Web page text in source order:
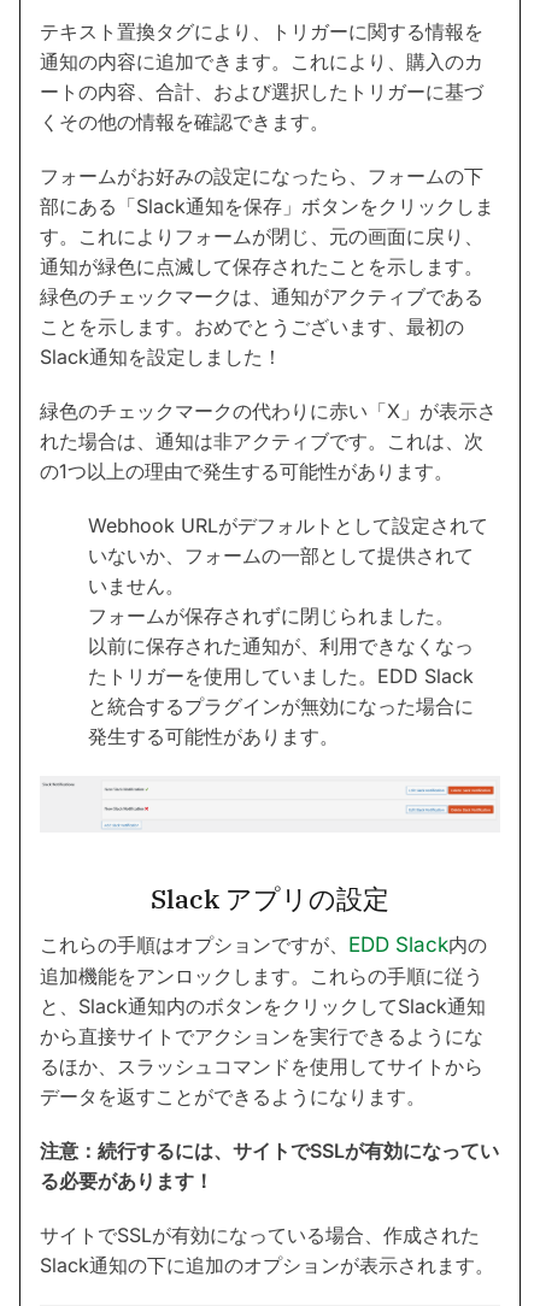
テキスト置換タグにより、トリガーに関する情報を
通知の内容に追加できます。これにより、購入のカ
ートの内容、合計、および選択したトリガーに基づ
くその他の情報を確認できます。
フォームがお好みの設定になったら、フォームの下
部にある「Slack通知を保存」ボタンをクリックしま
す。これによりフォームが閉じ、元の画面に戻り、
通知が緑色に点滅して保存されたことを示します。
緑色のチェックマークは、通知がアクティブである
ことを示します。おめでとうございます、最初の
Slack通知を設定しました！
緑色のチェックマークの代わりに赤い「X」が表示さ
れた場合は、通知は非アクティブです。これは、次
の1つ以上の理由で発生する可能性があります。
Webhook URLがデフォルトとして設定されて
いないか、フォームの一部として提供されて
いません。
フォームが保存されずに閉じられました。
以前に保存された通知が、利用できなくなっ
たトリガーを使用していました。EDD Slack
と統合するプラグインが無効になった場合に
発生する可能性があります。
Slack アプリの設定
これらの手順はオプションですが、 EDD Slack内の
追加機能をアンロックします。これらの手順に従う
と、Slack通知内のボタンをクリックしてSlack通知
から直接サイトでアクションを実行できるようにな
るほか、スラッシュコマンドを使用してサイトから
データを返すことができるようになります。
注意：続行するには、サイトでSSLが有効になってい
る必要があります！
サイトでSSLが有効になっている場合、作成された
Slack通知の下に追加のオプションが表示されます。